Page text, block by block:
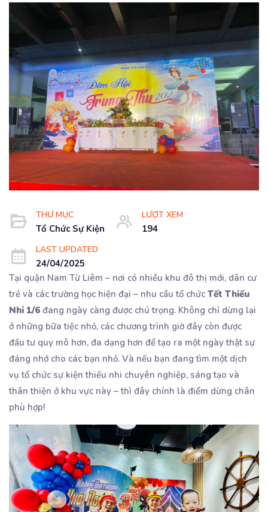
THƯ MỤC
Tổ Chức Sự Kiện
LƯỢT XEM
194
LAST UPDATED
24/04/2025
Tại quận Nam Từ Liêm – nơi có nhiều khu đô thị mới, dân cư
trẻ và các trường học hiện đại – nhu cầu tổ chức Tết Thiếu
Nhi 1/6 đang ngày càng được chú trọng. Không chỉ dừng lại
ở những bữa tiệc nhỏ, các chương trình giờ đây còn được
đầu tư quy mô hơn, đa dạng hơn để tạo ra một ngày thật sự
đáng nhớ cho các bạn nhỏ. Và nếu bạn đang tìm một dịch
vụ tổ chức sự kiện thiếu nhi chuyên nghiệp, sáng tạo và
thân thiện ở khu vực này – thì đây chính là điểm dừng chân
phù hợp!